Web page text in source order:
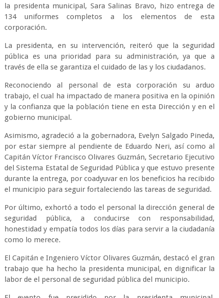
la presidenta municipal, Sara Salinas Bravo, hizo entrega de
134 uniformes completos a los elementos de esta
corporación.
La presidenta, en su intervención, reiteró que la seguridad
pública es una prioridad para su administración, ya que a
través de ella se garantiza el cuidado de las y los ciudadanos.
Reconociendo al personal de esta corporación su arduo
trabajo, el cual ha impactado de manera positiva en la opinión
y la confianza que la población tiene en esta Dirección y en el
gobierno municipal.
Asimismo, agradeció a la gobernadora, Evelyn Salgado Pineda,
por estar siempre al pendiente de Eduardo Neri, así como al
Capitán Víctor Francisco Olivares Guzmán, Secretario Ejecutivo
del Sistema Estatal de Seguridad Pública y que estuvo presente
durante la entrega, por coadyuvar en los beneficios ha recibido
el municipio para seguir fortaleciendo las tareas de seguridad.
Por último, exhortó a todo el personal la dirección general de
seguridad pública, a conducirse con responsabilidad,
honestidad y empatía todos los días para servir a la ciudadanía
como lo merece.
El Capitán e Ingeniero Víctor Olivares Guzmán, destacó el gran
trabajo que ha hecho la presidenta municipal, en dignificar la
labor de el personal de seguridad pública del municipio.